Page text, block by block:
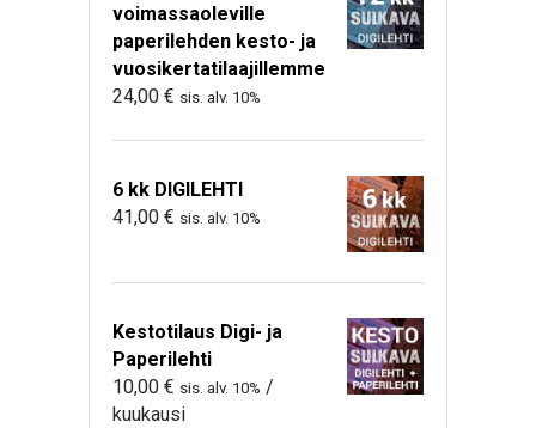
voimassaoleville
paperilehden kesto- ja
vuosikertatilaajillemme
24,00 € sis. alv. 10%
6 kk DIGILEHTI
41,00 € sis. alv. 10%
Kestotilaus Digi- ja
Paperilehti
10,00 € sis. alv. 10% /
kuukausi